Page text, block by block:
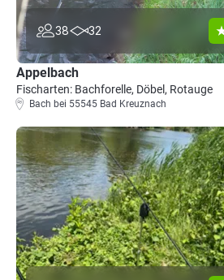
38 32
Appelbach
Fischarten: Bachforelle, Döbel, Rotauge
Bach bei 55545 Bad Kreuznach